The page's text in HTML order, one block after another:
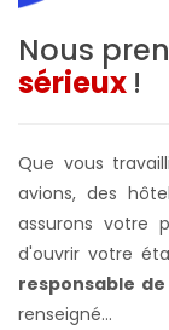
Nous
sérieux !
Que vous
avions, des
assurons votre
d'ouvrir votre
responsable
renseigné...